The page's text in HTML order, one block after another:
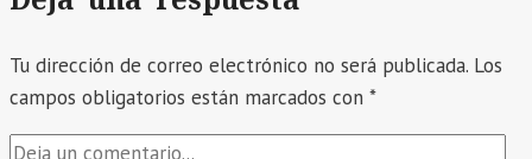
Tu dirección de correo electrónico no será publicada. Los
campos obligatorios están marcados con *